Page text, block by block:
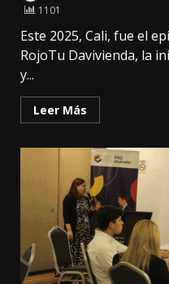
1101
Este 2025, Cali, fue el
RojoTu Davivienda, la
y...
Leer Más